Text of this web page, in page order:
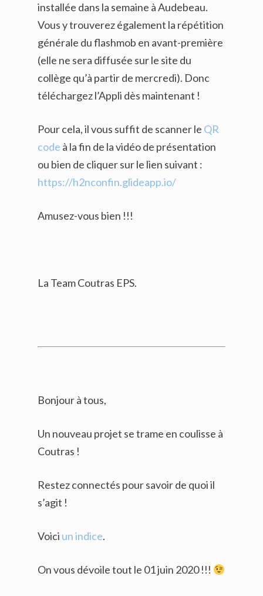
installée dans la semaine à Audebeau.
Vous y trouverez également la répétition
générale du flashmob en avant-première
(elle ne sera diffusée sur le site du
collège qu’à partir de mercredi). Donc
téléchargez l’Appli dès maintenant !
Pour cela, il vous suffit de scanner le QR
code à la fin de la vidéo de présentation
ou bien de cliquer sur le lien suivant :
https://h2nconfin.glideapp.io/
Amusez-vous bien !!!
La Team Coutras EPS.
Bonjour à tous,
Un nouveau projet se trame en coulisse à
Coutras !
Restez connectés pour savoir de quoi il
s’agit !
Voici un indice.
On vous dévoile tout le 01 juin 2020 !!!